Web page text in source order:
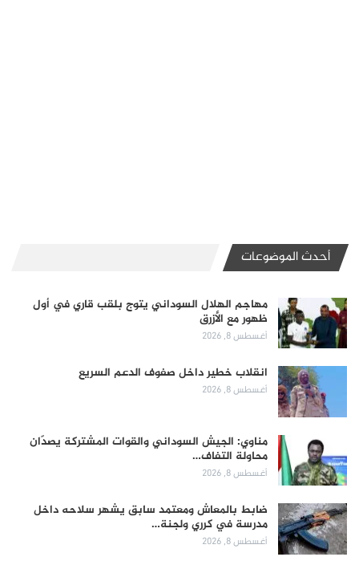
أحدث الموضوعات
مهاجم الهلال السوداني يتوج بلقب قاري في أول
ظهور مع الأزرق
أغسطس 8, 2026
انقلاب خطير داخل صفوف الدعم السريع
أغسطس 8, 2026
مناوي: الجيش السوداني والقوات المشتركة يصدّان
محاولة التفاف…
أغسطس 8, 2026
ضابط بالمعاش ومعتمد سابق يشهر سلاحه داخل
مدرسة في كرري ولجنة…
أغسطس 8, 2026